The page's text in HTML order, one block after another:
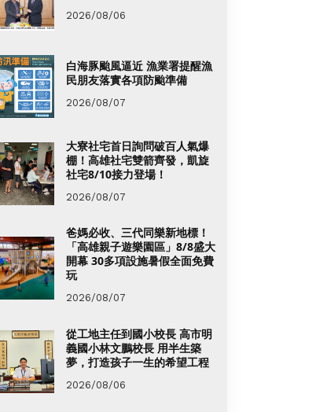
2026/08/06
白海豚颱風逼近 漁業署提醒漁
民朋友落實各項防颱準備
2026/08/07
大寮社宅首日詢問破百人氣爆
棚！高雄社宅雙箭齊發，凱旋
社宅8/10接力登場！
2026/08/07
爸媽必收、三代同樂新地標！
「高雄親子遊樂園區」8/8盛大
開幕 30多項設施暑假全面免費
玩
2026/08/07
從工地主任到國小校長 高市明
義國小林文鵬校長 用半生築
夢，打造孩子一生的希望工程
2026/08/06